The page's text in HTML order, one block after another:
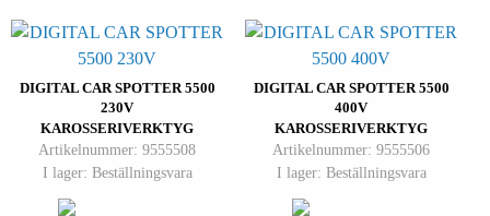
DIGITAL CAR SPOTTER 5500
230V
KAROSSERIVERKTYG
Artikelnummer: 9555508
I lager: Beställningsvara
DIGITAL CAR SPOTTER 5500
400V
KAROSSERIVERKTYG
Artikelnummer: 9555506
I lager: Beställningsvara